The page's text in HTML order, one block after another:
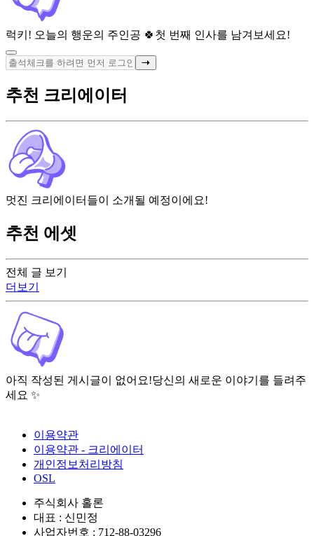
럭키! 오늘의 행운의 주인공 🍀 첫 번째 인사를 남겨보세요!
전체 글 보기
더보기
아직 작성된 게시글이 없어요!당신의 새로운 이야기를 들려주
세요 ✨
추천 크리에이터
멋진 크리에이터들이 소개될 예정이에요!
추천 에셋
이용약관
이용약관 - 크리에이터
개인정보처리방침
OSL
주식회사 홀론
대표 : 신민정
사업자번호 : 712-88-03296